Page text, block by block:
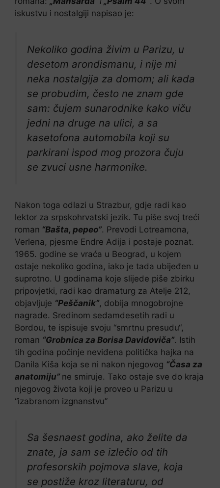
iskustvu i nostalgiji napisao je:
Nekoliko godina živim u Parizu, u
desetom arondismanu, i nije mi
neka nostalgija za domom; ali kada
se probudim, često ne znam gde
sam: čujem sunarodnike kako viču
jedni na druge na ulici, a sa
kasetofona automobila koji su
parkirani ispod mog prozora čuju
se zvuci usne harmonike.
Nakon toga odlazi u Strazbur, gdje radi kao
lektor za srpskohrvatski jezik. Tu piše svoj treći
roman “Bašta, pepeo”. Prevodi Lotreamona,
Verlena, pjesme Endre Adija i postaje poznat.
1965. godine se vraća u Beograd, u kojem
ostaje nekoliko godina, iako je tada ubijeđen u
suprotno. U godinama koje slijede piše zbirku
pripovjetki, radi kao dramaturg za Atelje 212,
objavljuje “Peščanik”, dobija mnogobrojne
nagrade. Sredinom sedamdesetih radi u
Bordou, te ispisuje svoju “smrtnu presudu“,
roman “Grobnica za Borisa Davidoviča”. Istih
tih godina počinje neviđena politička hajka na
Danila Kiša koja se ni nakon njegovog “Časa za
anatomiju” ne smiruje. Tako ostaje sve do kraja
njegovog života koji je proveo u Parizu u
“izabranom izgnanstvu”
Sa šesnaest godina, ako želite da
znate, ja sam se izlečio od tih
profesorskih pojmova slave, koja
se postiže kroz literaturu, od